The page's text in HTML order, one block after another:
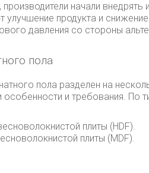
начали внедрять
продукта и
давления со стороны
пола
пола разделен на
и требования. По
плиты (HDF).
плиты (MDF).